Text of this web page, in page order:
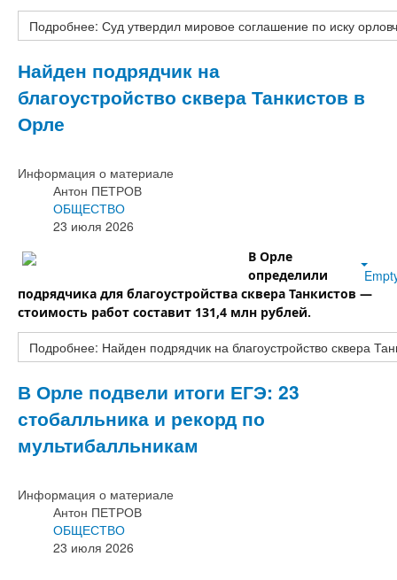
Подробнее: Суд утвердил мировое соглашение по иску
Найден подрядчик на
благоустройство сквера Танкистов в
Орле
Информация о материале
Антон ПЕТРОВ
ОБЩЕСТВО
23 июля 2026
В Орле
определили
подрядчика для благоустройства сквера Танкистов —
стоимость работ составит 131,4 млн рублей.
Подробнее: Найден подрядчик на благоустройство сквера
В Орле подвели итоги ЕГЭ: 23
стобалльника и рекорд по
мультибалльникам
Информация о материале
Антон ПЕТРОВ
ОБЩЕСТВО
23 июля 2026